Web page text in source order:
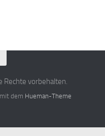
Rechte vorbehalten.
dem Hueman-Theme